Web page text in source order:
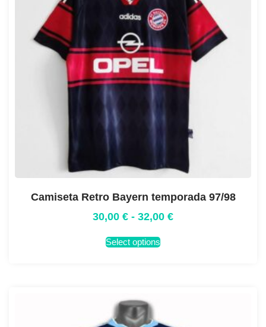
Camiseta Retro Bayern temporada 97/98
30,00 € - 32,00 €
Select options